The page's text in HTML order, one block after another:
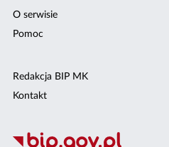
O serwisie
Pomoc
Redakcja BIP MK
Kontakt